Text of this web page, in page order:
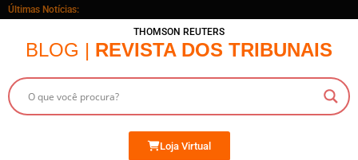
Últimas Notícias:
THOMSON REUTERS
BLOG | REVISTA DOS TRIBUNAIS
Loja Virtual